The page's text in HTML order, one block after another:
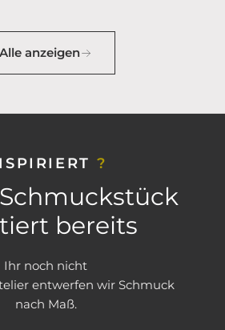
Alle anzeigen
?
bereits
Ihr noch nicht
entwerfen wir Schmuck
nach Maß.